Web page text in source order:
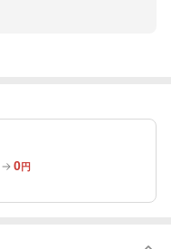
0円